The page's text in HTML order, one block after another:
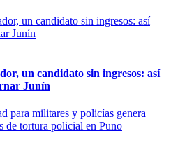
un candidato sin ingresos: así
Junín